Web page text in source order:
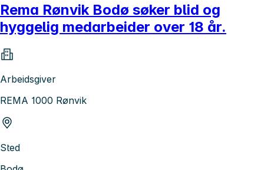
Rema Rønvik Bodø søker blid og
hyggelig medarbeider over 18 år.
Arbeidsgiver
REMA 1000 Rønvik
Sted